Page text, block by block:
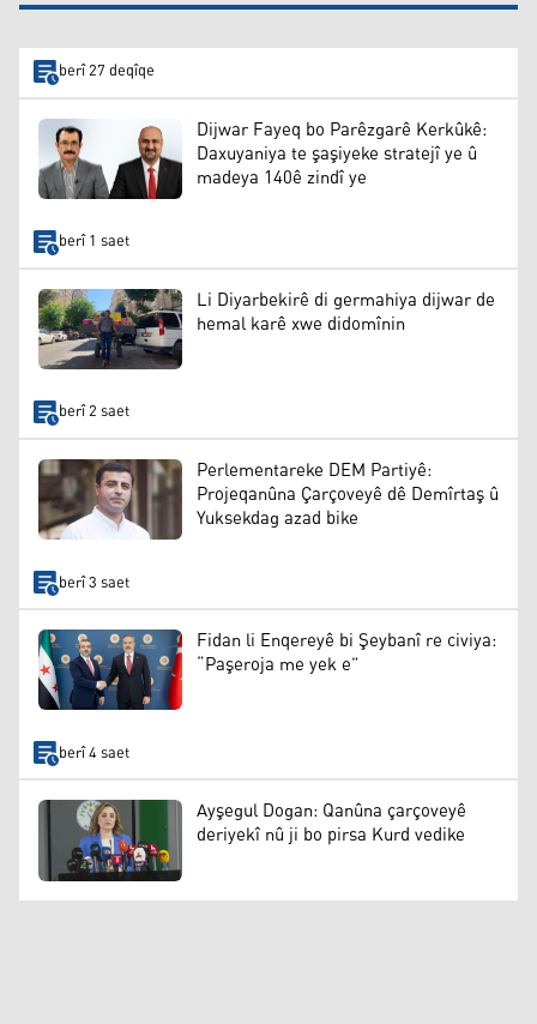
berî 27 deqîqe
Dijwar Fayeq bo Parêzgarê Kerkûkê:
Daxuyaniya te şaşiyeke stratejî ye û
madeya 140ê zindî ye
berî 1 saet
Li Diyarbekirê di germahiya dijwar de
hemal karê xwe didomînin
berî 2 saet
Perlementareke DEM Partiyê:
Projeqanûna Çarçoveyê dê Demîrtaş û
Yuksekdag azad bike
berî 3 saet
Fidan li Enqereyê bi Şeybanî re civiya:
“Paşeroja me yek e”
berî 4 saet
Ayşegul Dogan: Qanûna çarçoveyê
deriyekî nû ji bo pirsa Kurd vedike